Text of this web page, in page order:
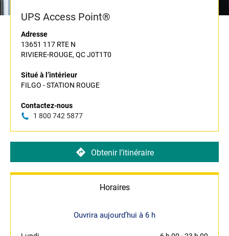
UPS Access Point®
Adresse
13651 117 RTE N
RIVIERE-ROUGE, QC J0T1T0
Situé à l’intérieur
FILGO - STATION ROUGE
Contactez-nous
1 800 742 5877
Obtenir l’itinéraire
Horaires
Ouvrira aujourd’hui à 6 h